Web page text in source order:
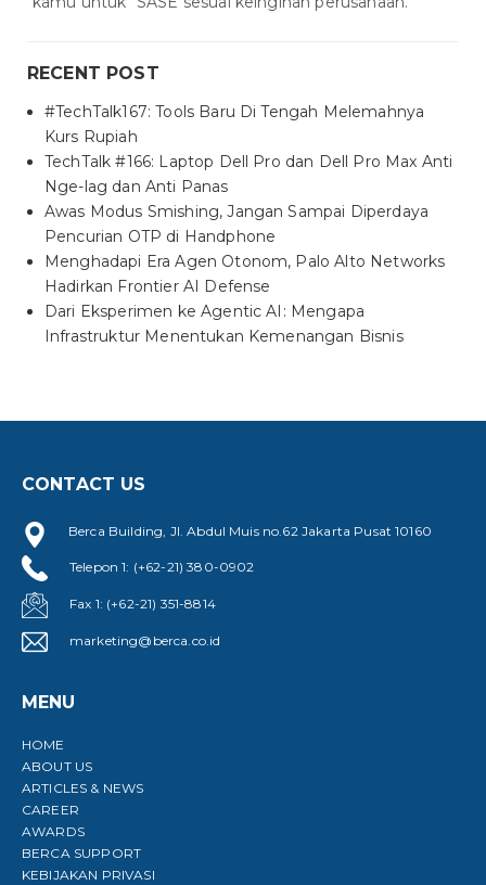
RECENT POST
#TechTalk167: Tools Baru Di Tengah Melemahnya
Kurs Rupiah
TechTalk #166: Laptop Dell Pro dan Dell Pro Max Anti
Nge-lag dan Anti Panas
Awas Modus Smishing, Jangan Sampai Diperdaya
Pencurian OTP di Handphone
Menghadapi Era Agen Otonom, Palo Alto Networks
Hadirkan Frontier AI Defense
Dari Eksperimen ke Agentic AI: Mengapa
Infrastruktur Menentukan Kemenangan Bisnis
CONTACT US
Berca Building, Jl. Abdul Muis no.62 Jakarta Pusat 10160
Telepon 1: (+62-21) 380-0902
Fax 1: (+62-21) 351-8814
marketing@berca.co.id
MENU
HOME
ABOUT US
ARTICLES & NEWS
CAREER
AWARDS
BERCA SUPPORT
KEBIJAKAN PRIVASI